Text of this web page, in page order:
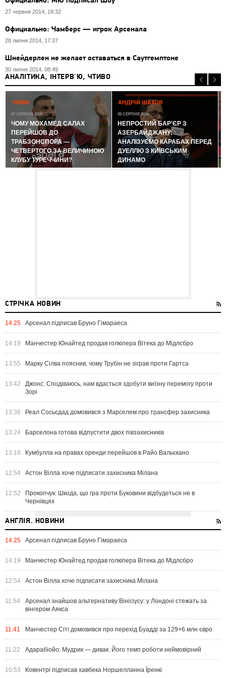
27 червня 2014, 18:32
Официально: Чамберс — игрок Арсенала
28 липня 2014, 17:37
Шнейдерлен не желает оставаться в Саутгемптоне
30 липня 2014, 08:49
АНАЛІТИКА, ІНТЕРВ'Ю, ЧТИВО
ЧТИВО
07 СЕРПНЯ 2026
ЧОМУ МОХАМЕД САЛАХ
ПЕРЕЙШОВ ДО
ТРАБЗОНСПОРА —
ЧЕТВЕРТОГО ЗА ВЕЛИЧИНОЮ
КЛУБУ ТУРЕЧЧИНИ?
АНДРІЙ ШАХОВ
05 СЕРПНЯ 2026
НЕПРОСТИЙ БАР'ЄР З
АЗЕРБАЙДЖАНУ:
АНАЛІЗУЄМО КАРАБАХ ПЕРЕД
ДУЕЛЛЮ З КИЇВСЬКИМ
ДИНАМО
СТРІЧКА НОВИН
14:25 Арсенал підписав Бруно Гімараеса
14:19 Манчестер Юнайтед продав голкіпера Вітека до Мідлсбро
13:55 Марку Сілва пояснив, чому Трубін не зіграв проти Гартса
13:42
Джонс: Сподіваюсь, нам вдасться здобути виїзну перемогу проти
Зорі
13:36 Реал Сосьєдад домовився з Марселем про трансфер захисника
13:24 Барселона готова відпустити двох півзахисників
13:16 Кумбулла на правах оренди перейшов в Райо Вальєкано
12:54 Астон Вілла хоче підписати захисника Мілана
12:52
Прокопчук: Шкода, що гра проти Буковини відбудеться не в
Чернівцях
АНГЛІЯ. НОВИНИ
14:25 Арсенал підписав Бруно Гімараеса
14:19 Манчестер Юнайтед продав голкіпера Вітека до Мідлсбро
12:54 Астон Вілла хоче підписати захисника Мілана
11:54
Арсенал знайшов альтернативу Вінісіусу: у Лондоні стежать за
вінгером Аякса
11:41 Манчестер Сіті домовився про перехід Буадді за 129+6 млн євро
11:22 Адарабіойо: Мудрик — дивак. Його темп роботи неймовірний
10:53 Ковентрі підписав хавбека Норшелланна Їренкі